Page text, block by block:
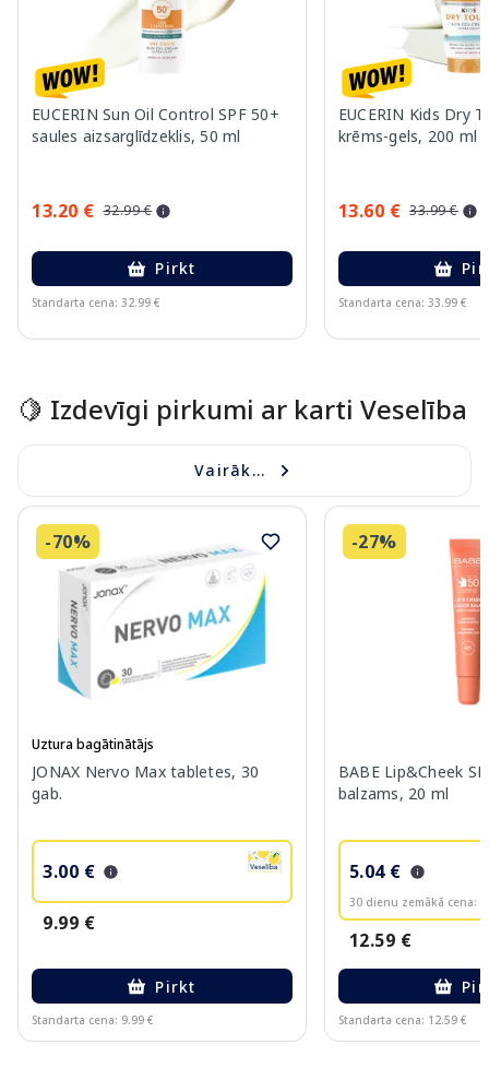
EUCERIN Sun Oil Control SPF 50+
saules aizsarglīdzeklis, 50 ml
13.20 € 32.99 €
Pirkt
Standarta cena: 32.99 €
EUCERIN Kids Dry
krēms-gels, 200 ml
13.60 € 33.99 €
Standarta cena: 33.99 €
🍋 Izdevīgi pirkumi ar karti Veselība
Vairāk...
-70%
Uztura bagātinātājs
JONAX Nervo Max tabletes, 30
gab.
3.00 €
9.99 €
Pirkt
Standarta cena: 9.99 €
-27%
BABE Lip&Cheek
balzams, 20 ml
5.04 €
30 dienu zemākā cena:
12.59 €
Standarta cena: 12.59 €